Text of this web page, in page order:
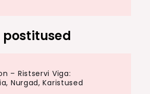
– Ristservi Viga:
Nurgad, Karistused